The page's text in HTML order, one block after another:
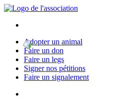
Adopter un animal
Faire un don
Faire un legs
Signer nos pétitions
Faire un signalement